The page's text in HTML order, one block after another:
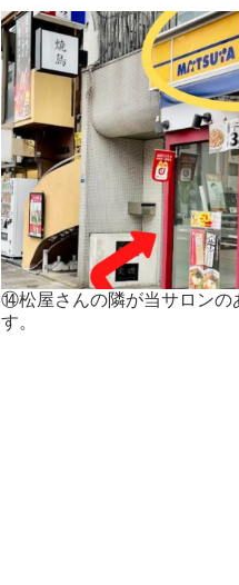
⑭松屋さんの隣が当サロンの
す。